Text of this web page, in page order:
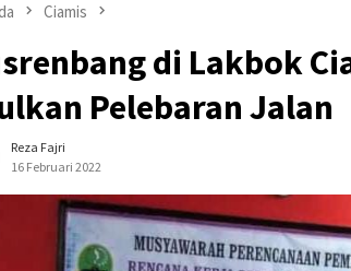
Ciamis
di Lakbok
Pelebaran Jalan
Reza Fajri
16 Februari 2022